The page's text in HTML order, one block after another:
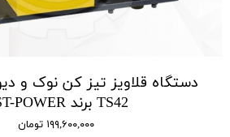
TS42 برند AST-POWER
۱۹۹,۶۰۰,۰۰۰ تومان